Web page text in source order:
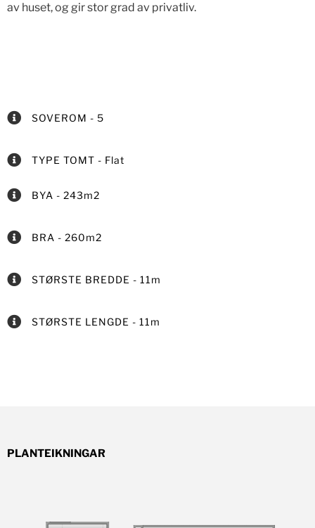
av huset, og gir stor grad av privatliv.
SOVEROM - 5
TYPE TOMT - Flat
BYA - 243m2
BRA - 260m2
STØRSTE BREDDE - 11m
STØRSTE LENGDE - 11m
PLANTEIKNINGAR